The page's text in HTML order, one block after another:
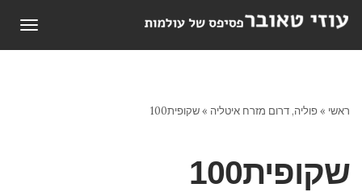
ראשי »פוליה, דרום מזרח איטליה »שקופית100
שקופית100